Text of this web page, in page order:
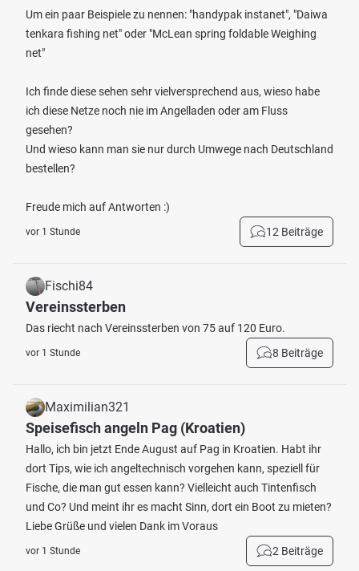
Um ein paar Beispiele zu nennen: "handypak instanet", "Daiwa
tenkara fishing net" oder "McLean spring foldable Weighing
net"
Ich finde diese sehen sehr vielversprechend aus, wieso habe
ich diese Netze noch nie im Angelladen oder am Fluss
gesehen?
Und wieso kann man sie nur durch Umwege nach Deutschland
bestellen?
Freude mich auf Antworten :)
vor 1 Stunde 12 Beiträge
Fischi84
Vereinssterben
Das riecht nach Vereinssterben von 75 auf 120 Euro.
vor 1 Stunde 8 Beiträge
Maximilian321
Speisefisch angeln Pag (Kroatien)
Hallo, ich bin jetzt Ende August auf Pag in Kroatien. Habt ihr
dort Tips, wie ich angeltechnisch vorgehen kann, speziell für
Fische, die man gut essen kann? Vielleicht auch Tintenfisch
und Co? Und meint ihr es macht Sinn, dort ein Boot zu mieten?
Liebe Grüße und vielen Dank im Voraus
vor 1 Stunde 2 Beiträge